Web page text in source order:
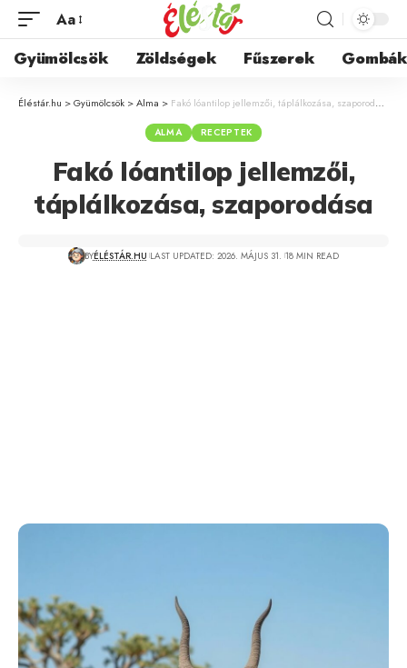
Aa
Gyümölcsök Zöldségek Fűszerek Gombák
Éléstár.hu >Gyümölcsök >Alma > Fakó lóantilop jellemzői, táplálkozása, szaporodása
ALMA RECEPTEK
Fakó lóantilop jellemzői,
táplálkozása, szaporodása
BYÉLÉSTÁR.HU LAST UPDATED: 2026. MÁJUS 31. 18 MIN READ